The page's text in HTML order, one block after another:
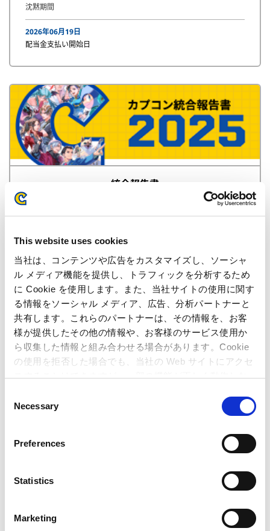
This website uses cookies
当社は、コンテンツや広告をカスタマイズし、ソーシャ
ル メディア機能を提供し、トラフィックを分析するため
に Cookie を使用します。また、当社サイトの使用に関す
る情報をソーシャル メディア、広告、分析パートナーと
共有します。これらのパートナーは、その情報を、お客
様が提供したその他の情報や、お客様のサービス使用か
ら収集した情報と組み合わせる場合があります。Cookie
の使用を拒否した場合でも、当社の Web サイトにアクセ
スすることはできますが、一部の機能が正しく動作しな
Necessary
Preferences
Statistics
Marketing
沈黙期間
2026年06月19日
配当金支払い開始日
統合報告書
2027年3月期 第1四半期 決算短信
PDF 768KB
2027年3月期 第1四半期 決算カンファレ
ンスコール資料
PDF 23.0MB